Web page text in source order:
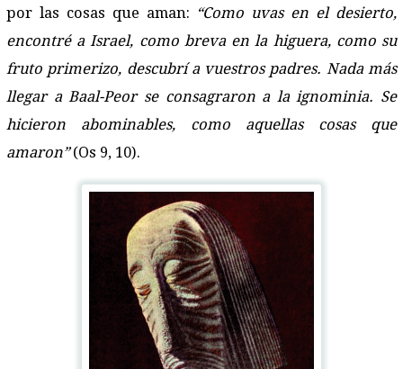
por las cosas que aman: “Como uvas en el desierto,
encontré a Israel, como breva en la higuera, como su
fruto primerizo, descubrí a vuestros padres. Nada más
llegar a Baal-Peor se consagraron a la ignominia. Se
hicieron abominables, como aquellas cosas que
amaron”(Os 9, 10).